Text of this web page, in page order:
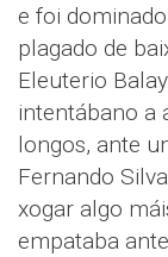
e foi
plagado de
Eleuterio
intentábano a
longos, ante
Fernando
xogar algo
empataba